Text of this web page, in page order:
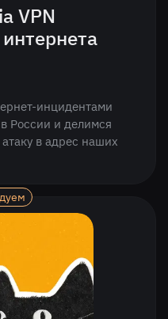
VPN
инцидентами
России и делимся
в адрес наших